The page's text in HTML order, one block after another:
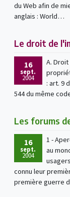
du Web afin de
anglais : World…
Le droit de
16
sept.
2004
A.
: art. 9
544 du même
Les forums
16
sept.
2004
1 -
au
connu leur
première guerre